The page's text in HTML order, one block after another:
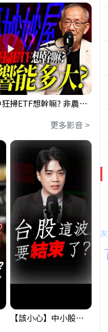
【注意!!!】外資暗中狂掃ETF想幹嘛? 非農影響能多大?!｜ Mr.永年 李 / Mr.JIMMY 高志銘 / 理財有夠跩
更多影音 >
【該小心】中小股派對結束 ? 關鍵訊號都指向...